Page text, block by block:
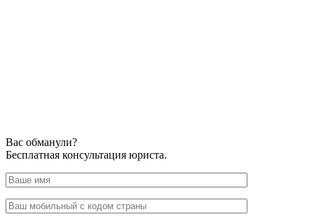
Вас обманули?
Бесплатная консультация юриста.